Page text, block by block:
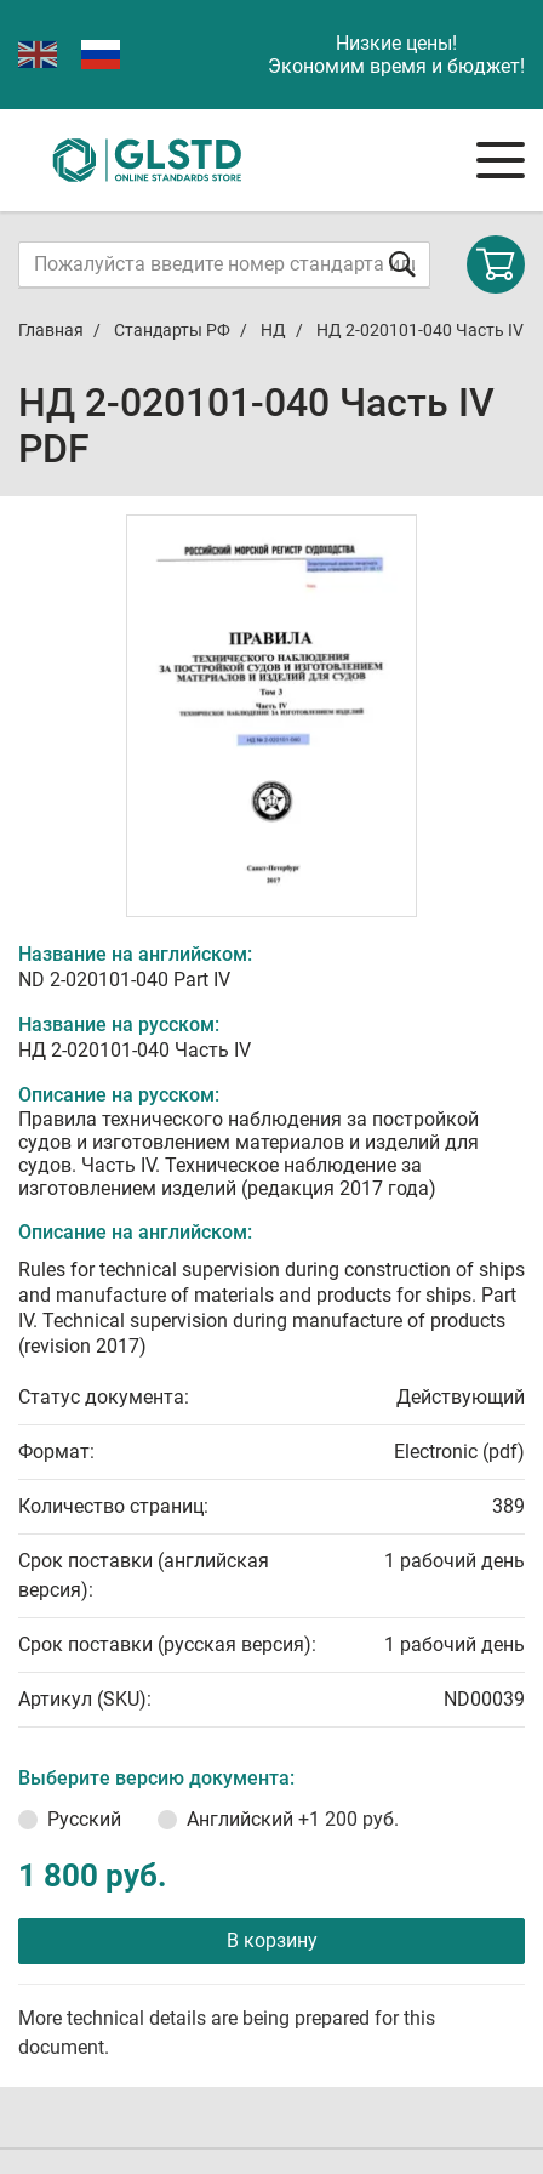
Низкие цены!
Экономим время и бюджет!
Главная Стандарты РФ НД НД 2-020101-040 Часть IV
НД 2-020101-040 Часть IV
PDF
Название на английском:
ND 2-020101-040 Part IV
Название на русском:
НД 2-020101-040 Часть IV
Описание на русском:
Правила технического наблюдения за постройкой
судов и изготовлением материалов и изделий для
судов. Часть IV. Техническое наблюдение за
изготовлением изделий (редакция 2017 года)
Описание на английском:
Rules for technical supervision during construction of ships
and manufacture of materials and products for ships. Part
IV. Technical supervision during manufacture of products
(revision 2017)
Статус документа: Действующий
Формат: Electronic (pdf)
Количество страниц: 389
Срок поставки (английская
версия):
1 рабочий день
Срок поставки (русская версия): 1 рабочий день
Артикул (SKU): ND00039
Выберите версию документа:
Русский
Английский +1 200 руб.
1 800 руб.
В корзину
More technical details are being prepared for this
document.